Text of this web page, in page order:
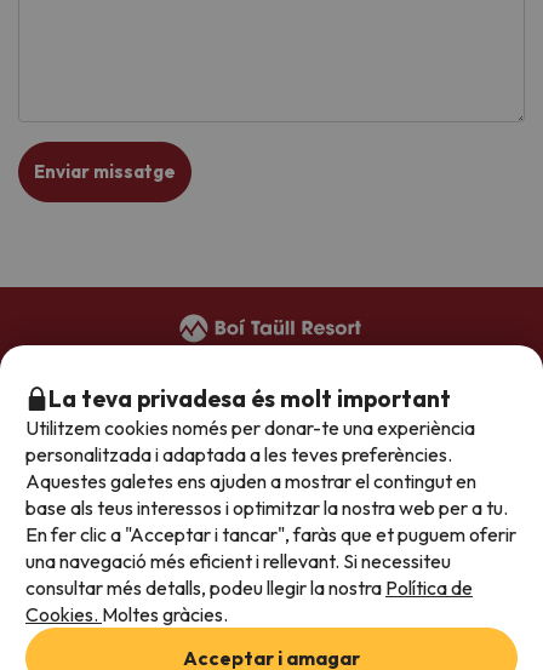
La teva privadesa és molt important
Utilitzem cookies només per donar-te una experiència
personalitzada i adaptada a les teves preferències.
Aquestes galetes ens ajuden a mostrar el contingut en
base als teus interessos i optimitzar la nostra web per a tu.
En fer clic a "Acceptar i tancar", faràs que et puguem oferir
una navegació més eficient i rellevant. Si necessiteu
consultar més detalls, podeu llegir la nostra Política de
Cookies. Moltes gràcies.
Acceptar i amagar
Enviar missatge
+34 973 696 264(hotels)
reservas@boitaullresort.com
Condicions generals
Política de privacitat
Avís legal
Treballa amb nosaltres